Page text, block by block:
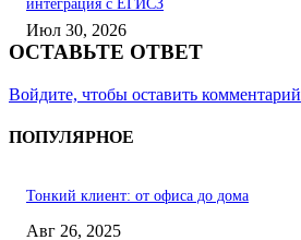
интеграция с ЕГИСЗ
Июл 30, 2026
ОСТАВЬТЕ ОТВЕТ
Войдите, чтобы оставить комментарий
ПОПУЛЯРНОЕ
Тонкий клиент: от офиса до дома
Авг 26, 2025